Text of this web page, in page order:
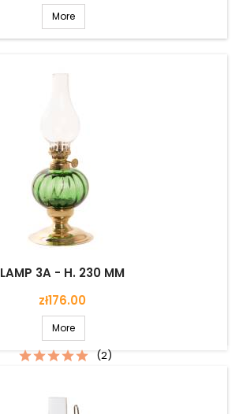
More
LAMP 3A - H. 230 MM
Price
zł176.00
More
(2)